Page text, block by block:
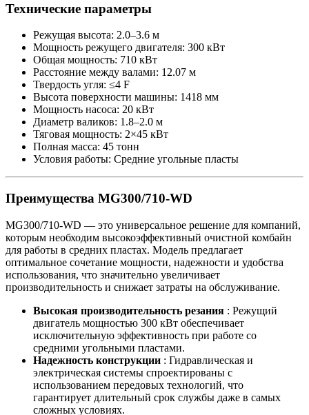
Технические параметры
Режущая высота: 2.0–3.6 м
Мощность режущего двигателя: 300 кВт
Общая мощность: 710 кВт
Расстояние между валами: 12.07 м
Твердость угля: ≤4 F
Высота поверхности машины: 1418 мм
Мощность насоса: 20 кВт
Диаметр валиков: 1.8–2.0 м
Тяговая мощность: 2×45 кВт
Полная масса: 45 тонн
Условия работы: Средние угольные пласты
Преимущества MG300/710-WD
MG300/710-WD — это универсальное решение для компаний,
которым необходим высокоэффективный очистной комбайн
для работы в средних пластах. Модель предлагает
оптимальное сочетание мощности, надежности и удобства
использования, что значительно увеличивает
производительность и снижает затраты на обслуживание.
Высокая производительность резания : Режущий
двигатель мощностью 300 кВт обеспечивает
исключительную эффективность при работе со
средними угольными пластами.
Надежность конструкции : Гидравлическая и
электрическая системы спроектированы с
использованием передовых технологий, что
гарантирует длительный срок службы даже в самых
сложных условиях.